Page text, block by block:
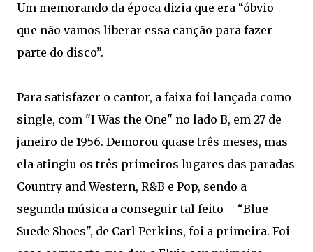
Um memorando da época dizia que era “óbvio
que não vamos liberar essa canção para fazer
parte do disco”.
Para satisfazer o cantor, a faixa foi lançada como
single, com "I Was the One" no lado B, em 27 de
janeiro de 1956. Demorou quase três meses, mas
ela atingiu os três primeiros lugares das paradas
Country and Western, R&B e Pop, sendo a
segunda música a conseguir tal feito – “Blue
Suede Shoes", de Carl Perkins, foi a primeira. Foi